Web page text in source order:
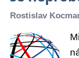
Rostislav